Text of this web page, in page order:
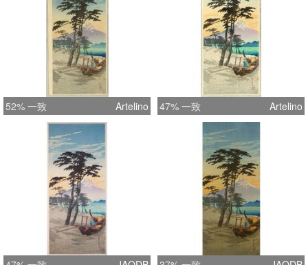
52% 一致 Artelino 47% 一致 Artelino